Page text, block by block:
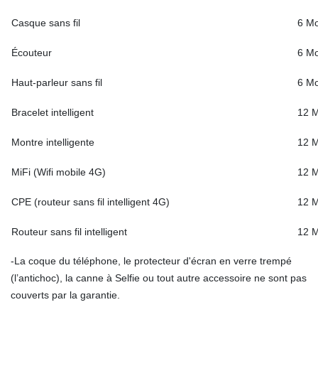
Casque sans fil 6
Écouteur 6
Haut-parleur sans fil 6
Bracelet intelligent 12
Montre intelligente 12
MiFi (Wifi mobile 4G) 12
CPE (routeur sans fil intelligent 4G) 12
Routeur sans fil intelligent 12
-La coque du téléphone, le protecteur d'écran en verre trempé
(l’antichoc), la canne à Selfie ou tout autre accessoire ne sont pas
couverts par la garantie.